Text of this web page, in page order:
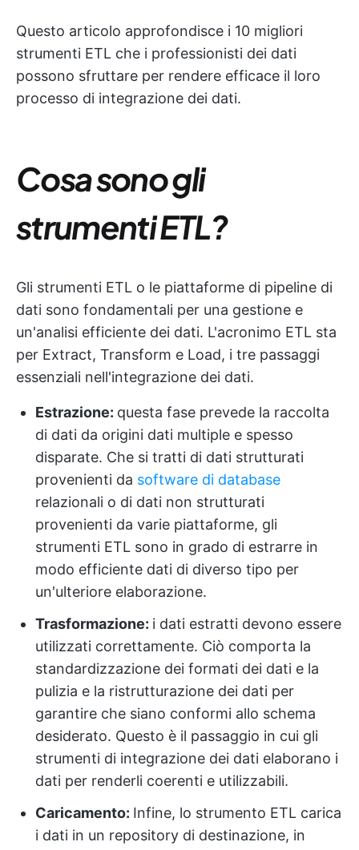
Questo articolo approfondisce i 10 migliori
strumenti ETL che i professionisti dei dati
possono sfruttare per rendere efficace il loro
processo di integrazione dei dati.
Cosa sono gli
strumenti ETL?
Gli strumenti ETL o le piattaforme di pipeline di
dati sono fondamentali per una gestione e
un'analisi efficiente dei dati. L'acronimo ETL sta
per Extract, Transform e Load, i tre passaggi
essenziali nell'integrazione dei dati.
Estrazione: questa fase prevede la raccolta
di dati da origini dati multiple e spesso
disparate. Che si tratti di dati strutturati
provenienti da software di database
relazionali o di dati non strutturati
provenienti da varie piattaforme, gli
strumenti ETL sono in grado di estrarre in
modo efficiente dati di diverso tipo per
un'ulteriore elaborazione.
Trasformazione: i dati estratti devono essere
utilizzati correttamente. Ciò comporta la
standardizzazione dei formati dei dati e la
pulizia e la ristrutturazione dei dati per
garantire che siano conformi allo schema
desiderato. Questo è il passaggio in cui gli
strumenti di integrazione dei dati elaborano i
dati per renderli coerenti e utilizzabili.
Caricamento: Infine, lo strumento ETL carica
i dati in un repository di destinazione, in